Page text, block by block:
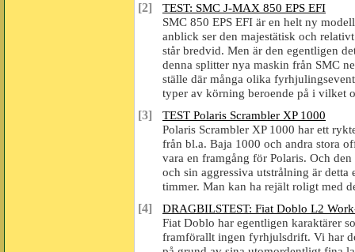
[2]
TEST: SMC J-MAX 850 EPS EFI
SMC 850 EPS EFI är en helt ny
anblick ser den majestätisk och
står bredvid. Men är den egentligen
denna splitter nya maskin från SMC
ställe där många olika
typer av körning beroende på i vilket
[3]
TEST Polaris Scrambler XP 1000
Polaris Scrambler XP 1000 har ett
från bl.a. Baja 1000 och andra stora
vara en framgång för Polaris. Och
och sin aggressiva utstrålning är detta
timmer. Man kan ha rejält roligt med
[4]
DRAGBILSTEST: Fiat Doblo L2
Fiat Doblo har egentligen karaktärer
framförallt ingen fyrhjulsdrift. Vi har